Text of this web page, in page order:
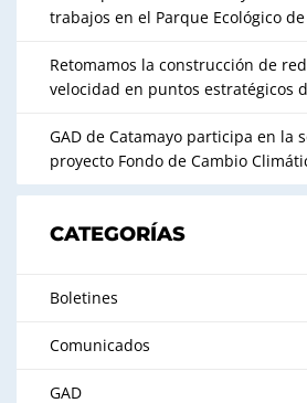
trabajos en el Parque Ecológico de
Retomamos la construcción de
velocidad en puntos estratégicos
GAD de Catamayo participa en la
proyecto Fondo de Cambio
CATEGORÍAS
Boletines
Comunicados
GAD